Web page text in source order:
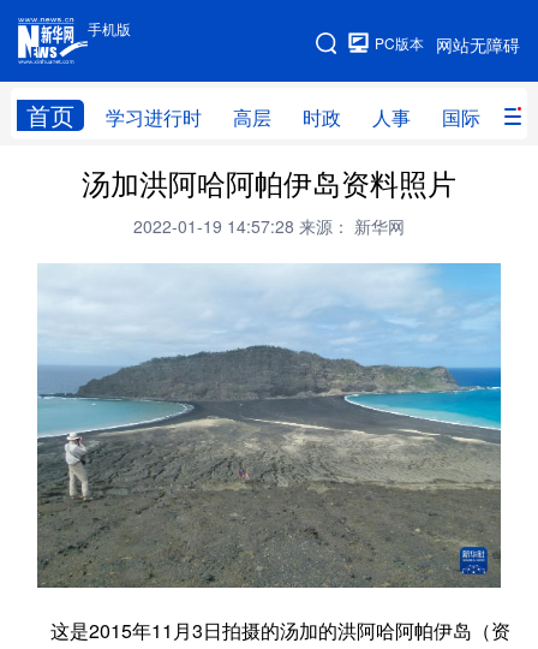
手机版
网站无障碍
PC版本
首页 学习进行时 高层 时政 人事 国际 财
手机版
网站地图
学习进行时 高层 时政 人事
财经 网评
体育
文化 书画 健康 军事
访谈 视频 图片 政务
法律 中央文件 金融 汽车
食品 人居 信息化 数字经济
学术中国 乡村振兴 银龄 溯源中国
城市 旅游 能源 会展
汤加洪阿哈阿帕伊岛资料照片
2022-01-19 14:57:28 来源： 新华网
这是2015年11月3日拍摄的汤加的洪阿哈阿帕伊岛（资